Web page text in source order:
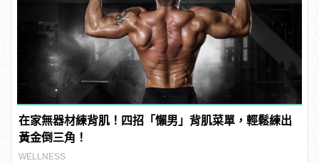
在家無器材練背肌！四招「懶男」背肌菜單，輕鬆練出
黃金倒三角！
WELLNESS